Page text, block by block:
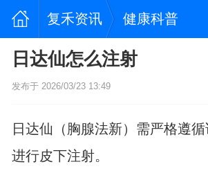
复禾资讯 健康科普
日达仙怎么注射
发布于 2026/03/23 13:49
日达仙（胸腺法新）需严格遵
进行皮下注射。